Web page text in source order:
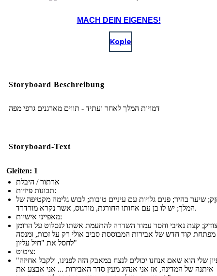
MACH DEIN EIGENES!
Kopie
Storyboard Beschreibung
דמויות המלך לאחר ועתיד - תווים מארגנים גרפי מפה
Storyboard-Text
Gleiten: 1
ארתור / היבלת
תכונות פיזיות:
שיער בהיר; פנים גלויות עם עיניים טובות; לבוש גלימה מקטיפה של
המלך; יש לו בן עם אחותו החורגת, מורגוס, אשר נקרא מורדרד.
מאפייני אישיות:
קצת נאיבי וחסר עמוד השדרה להתעמת אשתו לנסלוט על הרומן
קוד חדש של אבירות המבוססת סביב אולי רק על זכות, ומנסה
לחסל את "חיל עליון"
ציטוט:
"הרעיון שלי הוא שאם אנחנו יכולים לנצח במאבק הזה לפנינו, ולקבל אחיזה
איתנה של המדינה, אז אני אנהיג מעין סדר האבירות ... אני אבצע את